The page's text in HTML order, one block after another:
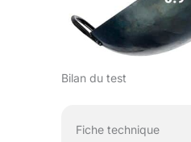
Bilan du test
Fiche technique